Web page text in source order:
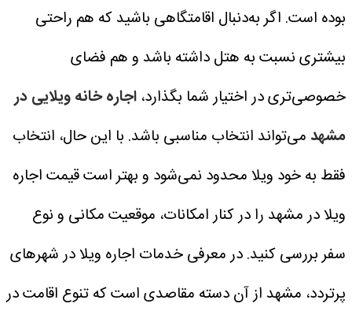
بوده است. اگر به‌دنبال اقامتگاهی باشید که هم راحتی
بیشتری نسبت به هتل داشته باشد و هم فضای
خصوصی‌تری در اختیار شما بگذارد، اجاره خانه ویلایی در
مشهدمی‌تواند انتخاب مناسبی باشد. با این حال، انتخاب
فقط به خود ویلا محدود نمی‌شود و بهتر است قیمت اجاره
ویلا در مشهد را در کنار امکانات، موقعیت مکانی و نوع
سفر بررسی کنید. در معرفی خدمات اجاره ویلا در شهرهای
پرتردد، مشهد از آن دسته مقاصدی است که تنوع اقامت در